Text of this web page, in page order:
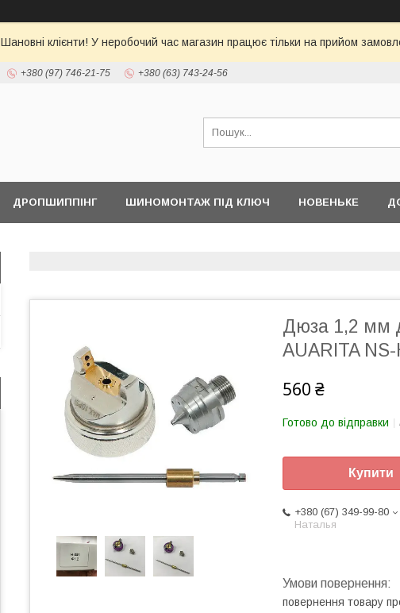
Шановні клієнти! У неробочий час магазин працює тільки на прийом
+380 (97) 746-21-75 +380 (63) 743-24-56
ДРОПШИППІНГ ШИНОМОНТАЖ ПІД КЛЮЧ НОВЕНЬКЕ
Дюза 1,2 мм
AUARITA
560 ₴
Готово до відправки
Купити
+380 (67) 349-99-80
Наталья
повернення товару